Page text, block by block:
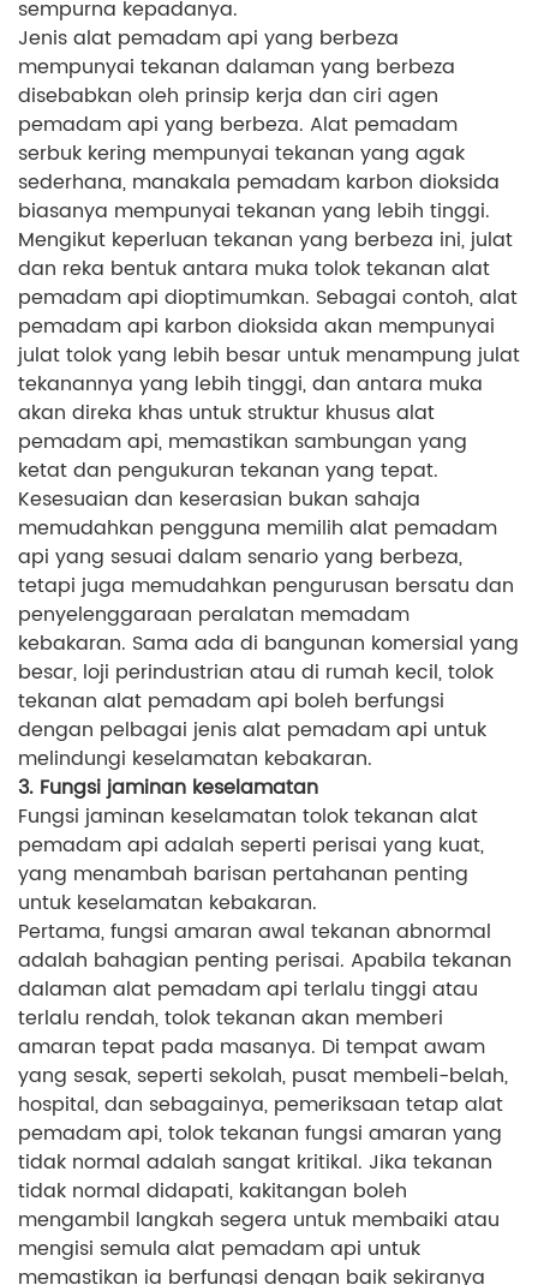
sempurna kepadanya.
Jenis alat pemadam api yang berbeza
mempunyai tekanan dalaman yang berbeza
disebabkan oleh prinsip kerja dan ciri agen
pemadam api yang berbeza. Alat pemadam
serbuk kering mempunyai tekanan yang agak
sederhana, manakala pemadam karbon dioksida
biasanya mempunyai tekanan yang lebih tinggi.
Mengikut keperluan tekanan yang berbeza ini, julat
dan reka bentuk antara muka tolok tekanan alat
pemadam api dioptimumkan. Sebagai contoh, alat
pemadam api karbon dioksida akan mempunyai
julat tolok yang lebih besar untuk menampung julat
tekanannya yang lebih tinggi, dan antara muka
akan direka khas untuk struktur khusus alat
pemadam api, memastikan sambungan yang
ketat dan pengukuran tekanan yang tepat.
Kesesuaian dan keserasian bukan sahaja
memudahkan pengguna memilih alat pemadam
api yang sesuai dalam senario yang berbeza,
tetapi juga memudahkan pengurusan bersatu dan
penyelenggaraan peralatan memadam
kebakaran. Sama ada di bangunan komersial yang
besar, loji perindustrian atau di rumah kecil, tolok
tekanan alat pemadam api boleh berfungsi
dengan pelbagai jenis alat pemadam api untuk
melindungi keselamatan kebakaran.
3. Fungsi jaminan keselamatan
Fungsi jaminan keselamatan tolok tekanan alat
pemadam api adalah seperti perisai yang kuat,
yang menambah barisan pertahanan penting
untuk keselamatan kebakaran.
Pertama, fungsi amaran awal tekanan abnormal
adalah bahagian penting perisai. Apabila tekanan
dalaman alat pemadam api terlalu tinggi atau
terlalu rendah, tolok tekanan akan memberi
amaran tepat pada masanya. Di tempat awam
yang sesak, seperti sekolah, pusat membeli-belah,
hospital, dan sebagainya, pemeriksaan tetap alat
pemadam api, tolok tekanan fungsi amaran yang
tidak normal adalah sangat kritikal. Jika tekanan
tidak normal didapati, kakitangan boleh
mengambil langkah segera untuk membaiki atau
mengisi semula alat pemadam api untuk
memastikan ia berfungsi dengan baik sekiranya